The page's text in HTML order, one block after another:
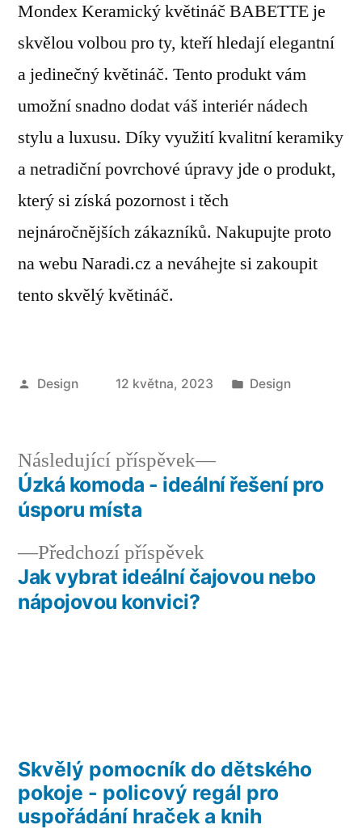
Mondex Keramický květináč BABETTE je
skvělou volbou pro ty, kteří hledají elegantní
a jedinečný květináč. Tento produkt vám
umožní snadno dodat váš interiér nádech
stylu a luxusu. Díky využití kvalitní keramiky
a netradiční povrchové úpravy jde o produkt,
který si získá pozornost i těch
nejnáročnějších zákazníků. Nakupujte proto
na webu Naradi.cz a neváhejte si zakoupit
tento skvělý květináč.
Autor
Design 12 května, 2023
Publikováno
Design
Navigace
pro
příspěvek
Předchozí příspěvekPředchozí
příspěvek:
Jak vybrat ideální čajovou nebo
nápojovou konvici?
Následující příspěvek
Následující
příspěvek:
Úzká komoda - ideální řešení pro
úsporu místa
Skvělý pomocník do dětského
pokoje - policový regál pro
uspořádání hraček a knih